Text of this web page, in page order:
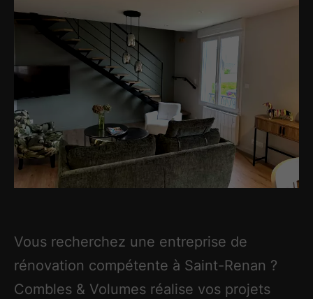
Vous recherchez une entreprise de
rénovation compétente à Saint-Renan ?
Combles & Volumes réalise vos projets